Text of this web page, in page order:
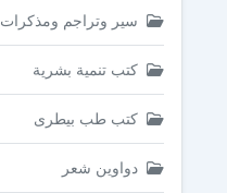
سير وتراجم ومذكرات
كتب تنمية بشرية
كتب طب بيطرى
دواوين شعر